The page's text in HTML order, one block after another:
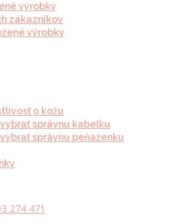
výrobky
zákazníkov
výrobky
o kožu
správnu kabelku
správnu peňaženku
274 471